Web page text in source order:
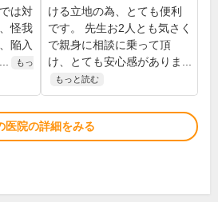
は対
怪我
陥入
もっ
ける立地の為、とても便利
です。 先生お2人とも気さく
で親身に相談に乗って頂
け、とても安心感がありま...
もっと読む
医院の詳細をみる